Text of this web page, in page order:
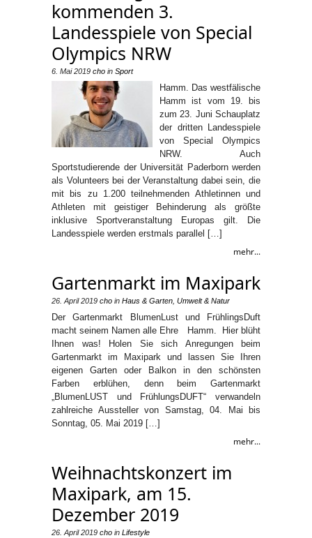
kommenden 3.
Landesspiele von Special
Olympics NRW
6. Mai 2019 cho in Sport
Hamm. Das westfälische
Hamm ist vom 19. bis
zum 23. Juni Schauplatz
der dritten Landesspiele
von Special Olympics
NRW. Auch
Sportstudierende der Universität Paderborn werden
als Volunteers bei der Veranstaltung dabei sein, die
mit bis zu 1.200 teilnehmenden Athletinnen und
Athleten mit geistiger Behinderung als größte
inklusive Sportveranstaltung Europas gilt. Die
Landesspiele werden erstmals parallel […]
mehr...
Gartenmarkt im Maxipark
26. April 2019 cho in Haus & Garten Umwelt & Natur
Der Gartenmarkt BlumenLust und FrühlingsDuft
macht seinem Namen alle Ehre Hamm. Hier blüht
Ihnen was! Holen Sie sich Anregungen beim
Gartenmarkt im Maxipark und lassen Sie Ihren
eigenen Garten oder Balkon in den schönsten
Farben erblühen, denn beim Gartenmarkt
„BlumenLUST und FrühlungsDUFT“ verwandeln
zahlreiche Aussteller von Samstag, 04. Mai bis
Sonntag, 05. Mai 2019 […]
mehr...
Weihnachtskonzert im
Maxipark, am 15.
Dezember 2019
26. April 2019 cho in Lifestyle